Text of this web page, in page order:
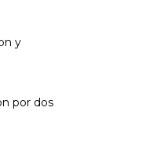
y
por dos